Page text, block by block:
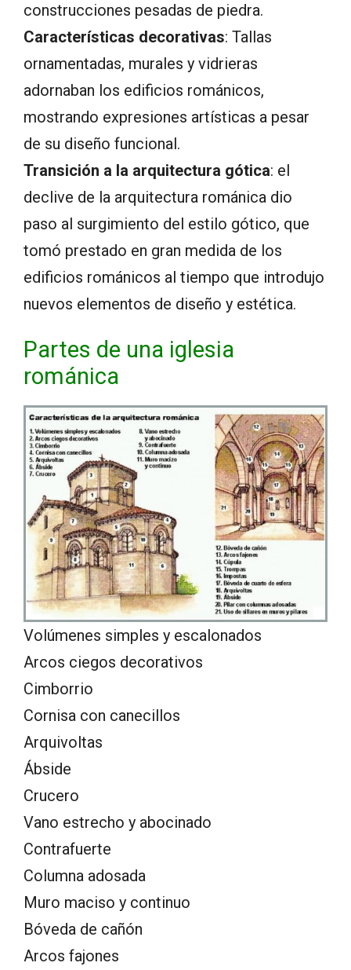
construcciones pesadas de piedra.
Características decorativas: Tallas
ornamentadas, murales y vidrieras
adornaban los edificios románicos,
mostrando expresiones artísticas a pesar
de su diseño funcional.
Transición a la arquitectura gótica: el
declive de la arquitectura románica dio
paso al surgimiento del estilo gótico, que
tomó prestado en gran medida de los
edificios románicos al tiempo que introdujo
nuevos elementos de diseño y estética.
Partes de una iglesia
románica
Volúmenes simples y escalonados
Arcos ciegos decorativos
Cimborrio
Cornisa con canecillos
Arquivoltas
Ábside
Crucero
Vano estrecho y abocinado
Contrafuerte
Columna adosada
Muro maciso y continuo
Bóveda de cañón
Arcos fajones